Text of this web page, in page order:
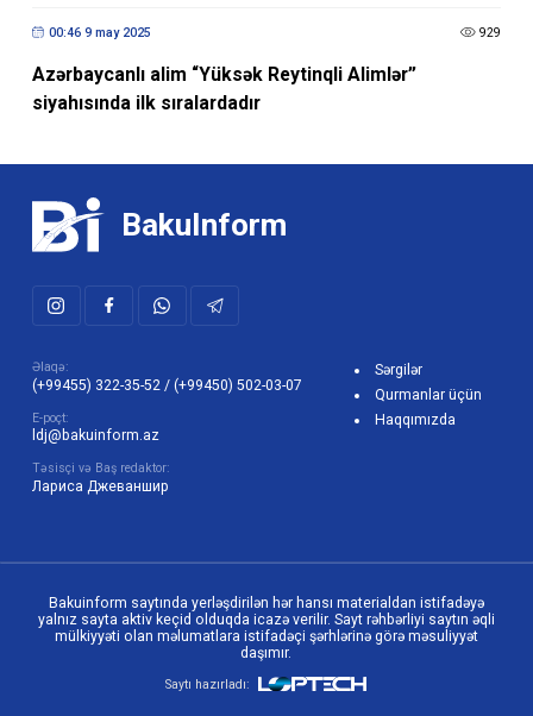
00:46 9 may 2025 929
Azərbaycanlı alim “Yüksək Reytinqli Alimlər”
siyahısında ilk sıralardadır
BakuInform
Əlaqə:
(+99455) 322-35-52 / (+99450) 502-03-07
E-poçt:
ldj@bakuinform.az
Təsisçi və Baş redaktor:
Лариса Джеваншир
Sərgilər
Qurmanlar üçün
Haqqımızda
Bakuinform saytında yerləşdirilən hər hansı materialdan istifadəyə
yalnız sayta aktiv keçid olduqda icazə verilir. Sayt rəhbərliyi saytın əqli
mülkiyyəti olan məlumatlara istifadəçi şərhlərinə görə məsuliyyət
daşımır.
Saytı hazırladı: